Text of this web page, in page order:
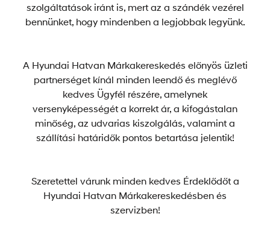
szolgáltatások iránt is, mert az a szándék vezérel
bennünket, hogy mindenben a legjobbak legyünk.
A Hyundai Hatvan Márkakereskedés előnyös üzleti
partnerséget kínál minden leendő és meglévő
kedves Ügyfél részére, amelynek
versenyképességét a korrekt ár, a kifogástalan
minőség, az udvarias kiszolgálás, valamint a
szállítási határidők pontos betartása jelentik!
Szeretettel várunk minden kedves Érdeklődőt a
Hyundai Hatvan Márkakereskedésben és
szervizben!